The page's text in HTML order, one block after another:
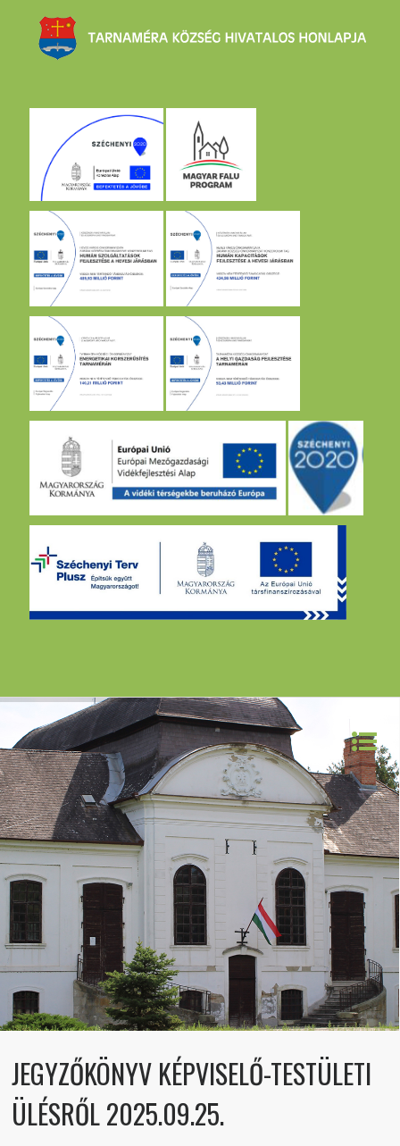
JEGYZŐKÖNYV KÉPVISELŐ-TESTÜLETI
ÜLÉSRŐL 2025.09.25.